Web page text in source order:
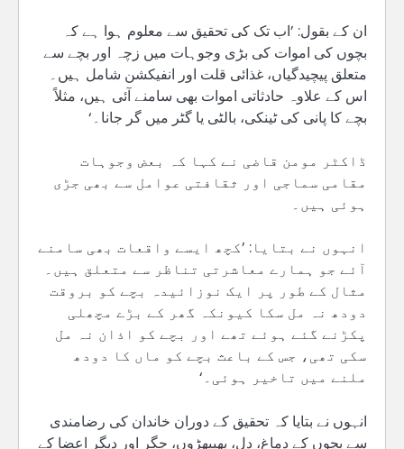
ان کے بقول: ’اب تک کی تحقیق سے معلوم ہوا ہے کہ
بچوں کی اموات کی بڑی وجوہات میں زچہ اور بچے سے
متعلق پیچیدگیاں، غذائی قلت اور انفیکشن شامل ہیں۔
اس کے علاوہ حادثاتی اموات بھی سامنے آئی ہیں، مثلاً
بچے کا پانی کی ٹینکی، بالٹی یا گٹر میں گر جانا۔‘
ڈاکٹر مومن قاضی نے کہا کہ بعض وجوہات
مقامی سماجی اور ثقافتی عوامل سے بھی جڑی
ہوئی ہیں۔
انہوں نے بتایا: ’کچھ ایسے واقعات بھی سامنے
آئے جو ہمارے معاشرتی تناظر سے متعلق ہیں۔
مثال کے طور پر ایک نوزائیدہ بچے کو بروقت
دودھ نہ مل سکا کیونکہ گھر کے بڑے مچھلی
پکڑنے گئے ہوئے تھے اور بچے کو اذان نہ مل
سکی تھی، جس کے باعث بچے کو ماں کا دودھ
ملنے میں تاخیر ہوئی۔‘
انہوں نے بتایا کہ تحقیق کے دوران خاندان کی رضامندی
سے بچوں کے دماغ، دل، پھیپھڑوں، جگر اور دیگر اعضا کے